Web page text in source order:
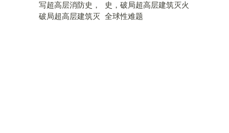
史，破局超高层建筑灭火
全球性难题